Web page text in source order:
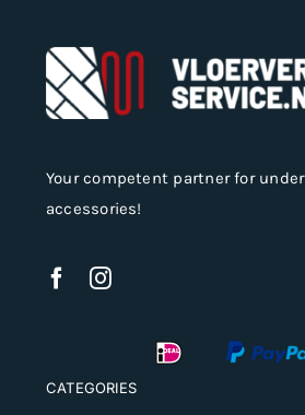
the
product
Your competent partner for
accessories!
CATEGORIES